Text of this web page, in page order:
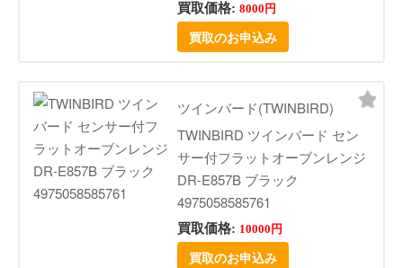
買取価格: 8000円
買取のお申込み
ツインバード(TWINBIRD)
TWINBIRD ツインバード セン
サー付フラットオーブンレンジ
DR-E857B ブラック
4975058585761
買取価格: 10000円
買取のお申込み